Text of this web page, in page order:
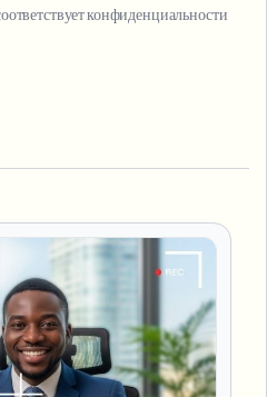
конфиденциальности